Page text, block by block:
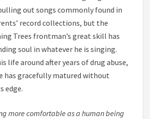
out songs commonly found in
record collections, but the
Trees frontman’s great skill has
soul in whatever he is singing.
life around after years of drug abuse,
has gracefully matured without
edge.
more comfortable as a human being